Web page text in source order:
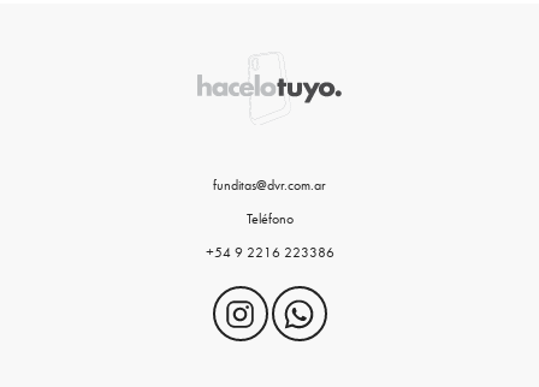
funditas@dvr.com.ar
Teléfono
+54 9 2216 223386